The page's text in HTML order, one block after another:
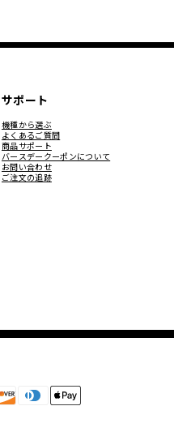
サポート
機種から選ぶ
よくあるご質問
商品サポート
バースデークーポンについて
お問い合わせ
ご注文の追跡